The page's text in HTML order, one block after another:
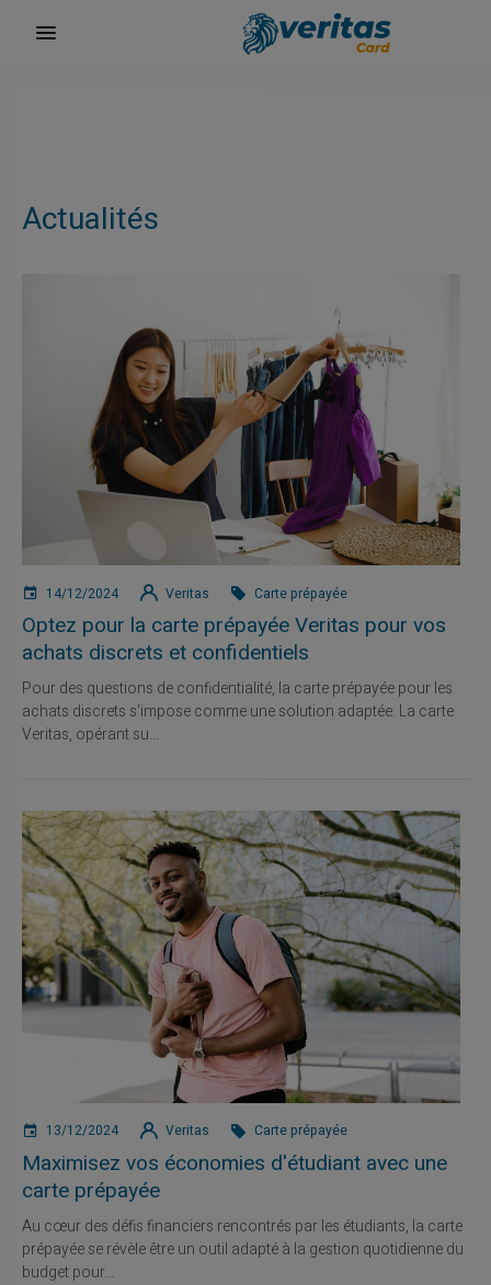
Actualités
14/12/2024 Veritas Carte prépayée
Optez pour la carte prépayée Veritas pour vos
achats discrets et confidentiels
Pour des questions de confidentialité, la carte prépayée pour les
achats discrets s'impose comme une solution adaptée. La carte
Veritas, opérant su...
13/12/2024 Veritas Carte prépayée
Maximisez vos économies d'étudiant avec une
carte prépayée
Au cœur des défis financiers rencontrés par les étudiants, la carte
prépayée se révèle être un outil adapté à la gestion quotidienne du
budget pour...